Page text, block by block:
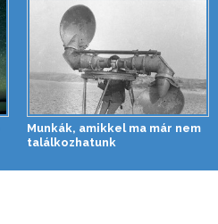
Munkák, amikkel ma már nem
találkozhatunk